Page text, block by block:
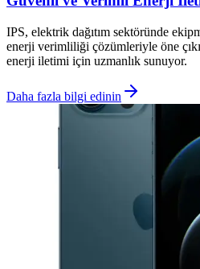
IPS, elektrik dağıtım sektöründe
enerji verimliliği çözümleriyle öne
enerji iletimi için uzmanlık sunuyor.
Daha fazla bilgi edinin